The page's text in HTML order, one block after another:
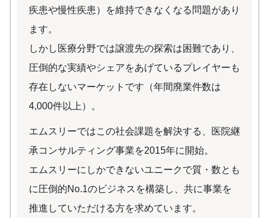
疾患や慢性疾患）を維持できなくなる問題があり
ます。
しかし医療分野では譲渡先の探索は困難であり、
圧倒的な実績やシェアをあげているプレイヤーも
存在しないマーケットです（年間廃業件数は
4,000件以上）。
エムスリーではこの社会課題を解決する、医院継
承コンサルティング事業を2015年に開始。
エムスリーにしかできないユニークで質・数とも
に圧倒的No.1のビジネスを構築し、共に事業を
推進していただける方を求めています。